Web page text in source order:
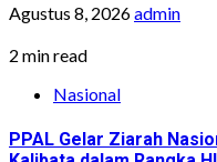
Agustus 8, 2026admin
2 min read
Nasional
PPAL Gelar Ziarah